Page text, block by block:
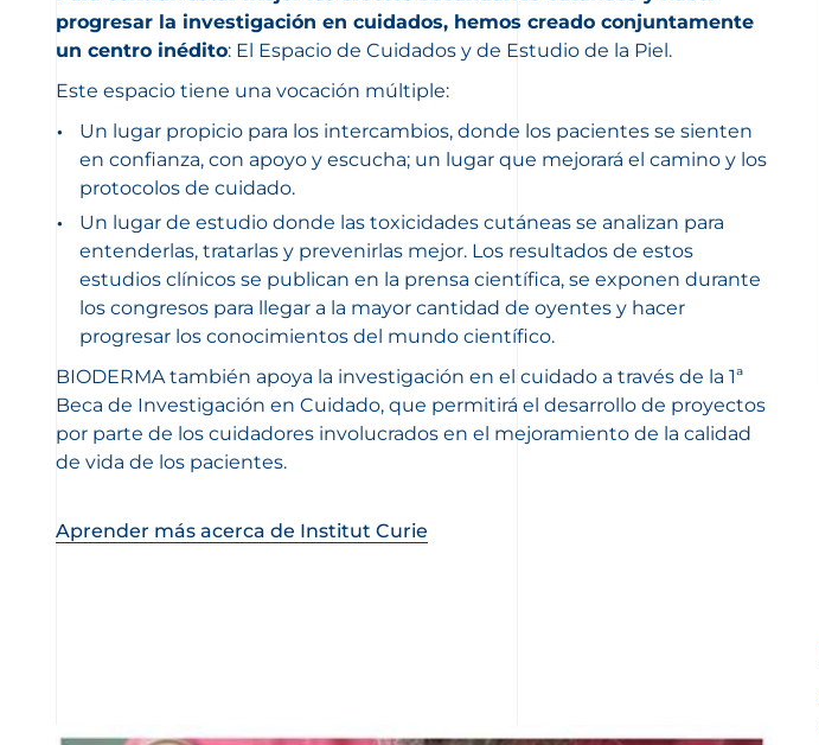
progresar la investigación en cuidados, hemos creado conjuntamente
un centro inédito: El Espacio de Cuidados y de Estudio de la Piel.
Este espacio tiene una vocación múltiple:
Un lugar propicio para los intercambios, donde los pacientes se sienten
en confianza, con apoyo y escucha; un lugar que mejorará el camino y los
protocolos de cuidado.
Un lugar de estudio donde las toxicidades cutáneas se analizan para
entenderlas, tratarlas y prevenirlas mejor. Los resultados de estos
estudios clínicos se publican en la prensa científica, se exponen durante
los congresos para llegar a la mayor cantidad de oyentes y hacer
progresar los conocimientos del mundo científico.
BIODERMA también apoya la investigación en el cuidado a través de la 1ª
Beca de Investigación en Cuidado, que permitirá el desarrollo de proyectos
por parte de los cuidadores involucrados en el mejoramiento de la calidad
de vida de los pacientes.
Aprender más acerca de Institut Curie